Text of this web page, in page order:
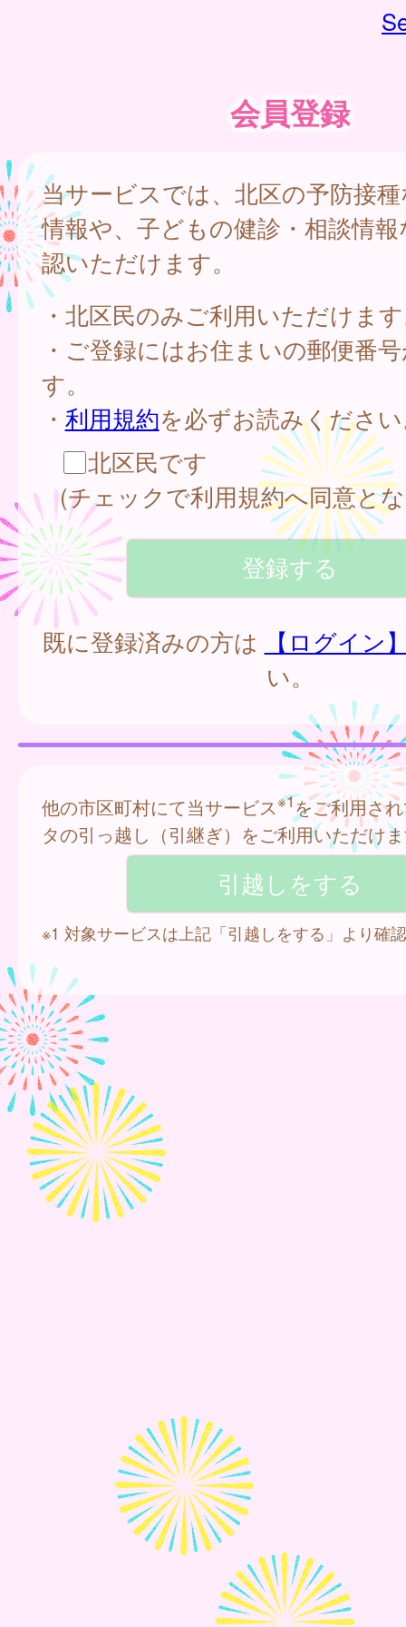
会員登録
当サービスでは、北区の予防接
情報や、子どもの健診・相談情
認いただけます。
・北区民のみご利用いただけま
・ご登録にはお住まいの郵便番
す。
・ 利用規約を必ずお読みくださ
北区民です
(チェックで利用規約へ同意と
既に登録済みの方は
【ログイン
い。
他の市区町村にて当サービス※1をご利用さ
タの引っ越し（引継ぎ）をご利用いただけ
※1 対象サービスは上記「引越しをする」より確